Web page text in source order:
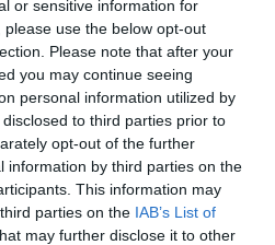
or sensitive information for
use the below opt-out
Please note that after your
you may continue seeing
personal information utilized by
to third parties prior to
opt-out of the further
information by third parties on the
This information may
parties on the IAB’s List of
may further disclose it to other
σας περιμένουμε στο
όπου θα βρείτε όμορφα
για τα χριστουγεννιάτικα
γούρι του Μουσείου για το
από την έλικα στην οποία
της στέγης του
ναού που οικοδομήθηκε
120 χρόνια πριν ξεκινήσει
στην ίδια θέση.